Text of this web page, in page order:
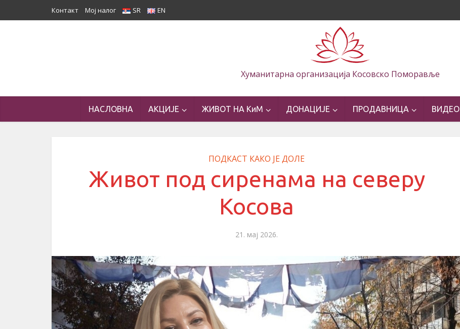
Контакт Мој налог SR EN
Хуманитарна организација Косовско Поморавље
НАСЛОВНА АКЦИЈЕ ЖИВОТ НА КиМ ДОНАЦИЈЕ ПРОДАВНИЦА ВИДЕО
ПОДКАСТ КАКО ЈЕ ДОЛЕ
Живот под сиренама на северу
Косова
21. мај 2026.